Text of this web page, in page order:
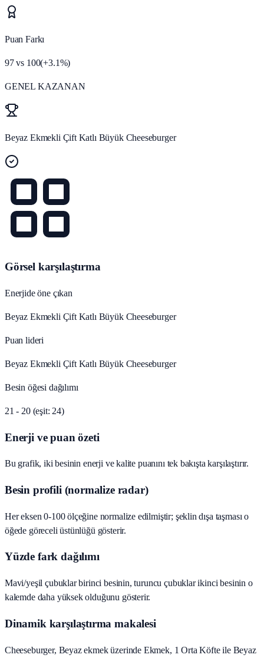
Puan Farkı
97vs 100(+3.1%)
GENEL KAZANAN
Beyaz Ekmekli Çift Katlı Büyük Cheeseburger
Görsel karşılaştırma
Enerjide öne çıkan
Beyaz Ekmekli Çift Katlı Büyük Cheeseburger
Puan lideri
Beyaz Ekmekli Çift Katlı Büyük Cheeseburger
Besin öğesi dağılımı
21 - 20 (eşit: 24)
Enerji ve puan özeti
Bu grafik, iki besinin enerji ve kalite puanını tek bakışta karşılaştırır.
Besin profili (normalize radar)
Her eksen 0-100 ölçeğine normalize edilmiştir; şeklin dışa taşması o
öğede göreceli üstünlüğü gösterir.
Yüzde fark dağılımı
Mavi/yeşil çubuklar birinci besinin, turuncu çubuklar ikinci besinin o
kalemde daha yüksek olduğunu gösterir.
Dinamik karşılaştırma makalesi
Cheeseburger, Beyaz ekmek üzerinde Ekmek, 1 Orta Köfte ile Beyaz